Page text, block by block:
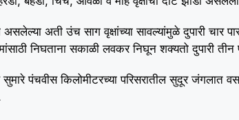
अती उंच साग वृक्षांच्या सावल्यांमुळे दुपारी चार
निघताना सकाळी लवकर निघून शक्यतो दुपारी तीन
पंचवीस किलोमीटरच्या परिसरातील सुदूर जंगलात